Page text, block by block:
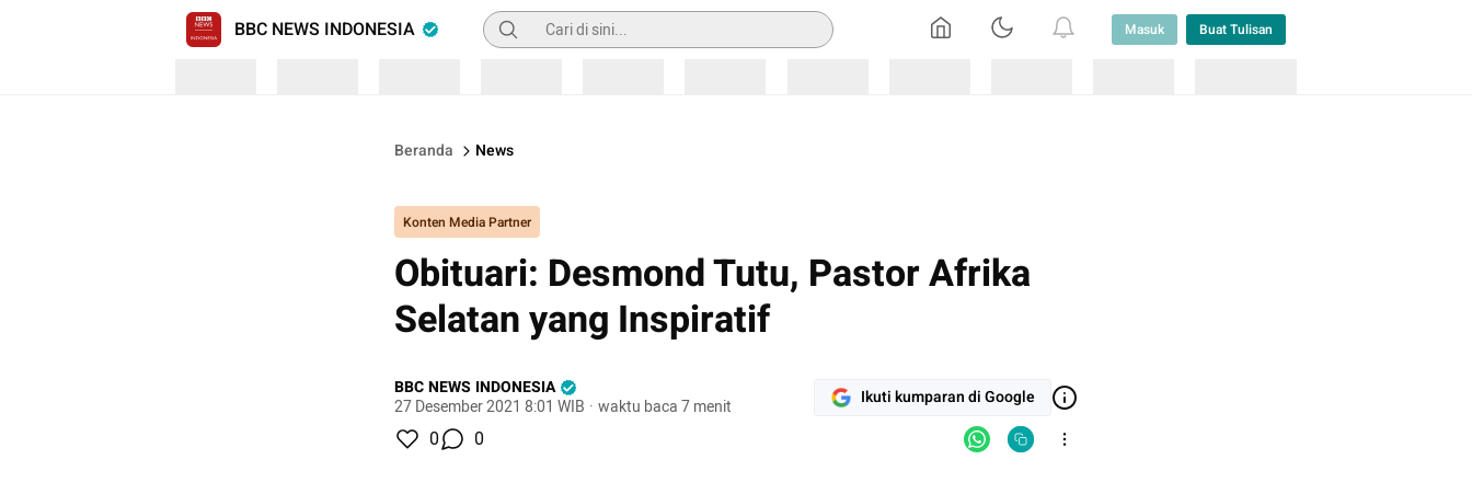
BBC NEWS INDONESIA Pencarian Masuk Buat Tulisan
Beranda News
Konten Media Partner
Obituari: Desmond Tutu, Pastor Afrika
Selatan yang Inspiratif
BBC NEWS INDONESIA
27 Desember 2021 8:01 WIB · waktu baca 7 menit Ikuti kumparan di Google
0 0